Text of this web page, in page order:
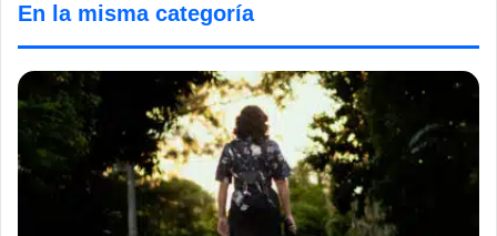
En la misma categoría